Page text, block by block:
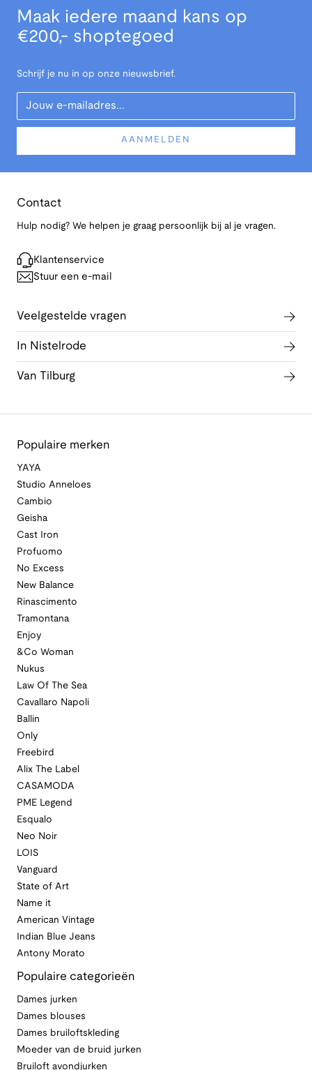
Maak iedere maand kans op
€200,- shoptegoed
Schrijf je nu in op onze nieuwsbrief.
Your Email
AANMELDEN
Contact
Hulp nodig? We helpen je graag persoonlijk bij al je vragen.
Klantenservice
Stuur een e-mail
Veelgestelde vragen
In Nistelrode
Van Tilburg
Populaire merken
YAYA
Studio Anneloes
Cambio
Geisha
Cast Iron
Profuomo
No Excess
New Balance
Rinascimento
Tramontana
Enjoy
&Co Woman
Nukus
Law Of The Sea
Cavallaro Napoli
Ballin
Only
Freebird
Alix The Label
CASAMODA
PME Legend
Esqualo
Neo Noir
LOIS
Vanguard
State of Art
Name it
American Vintage
Indian Blue Jeans
Antony Morato
Populaire categorieën
Dames jurken
Dames blouses
Dames bruiloftskleding
Moeder van de bruid jurken
Bruiloft avondjurken